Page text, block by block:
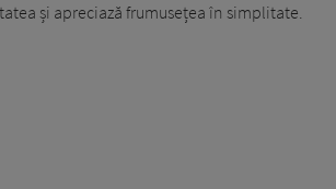
și apreciază frumusețea în simplitate.